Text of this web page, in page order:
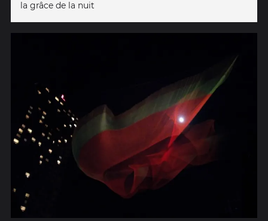
la grâce de la nuit